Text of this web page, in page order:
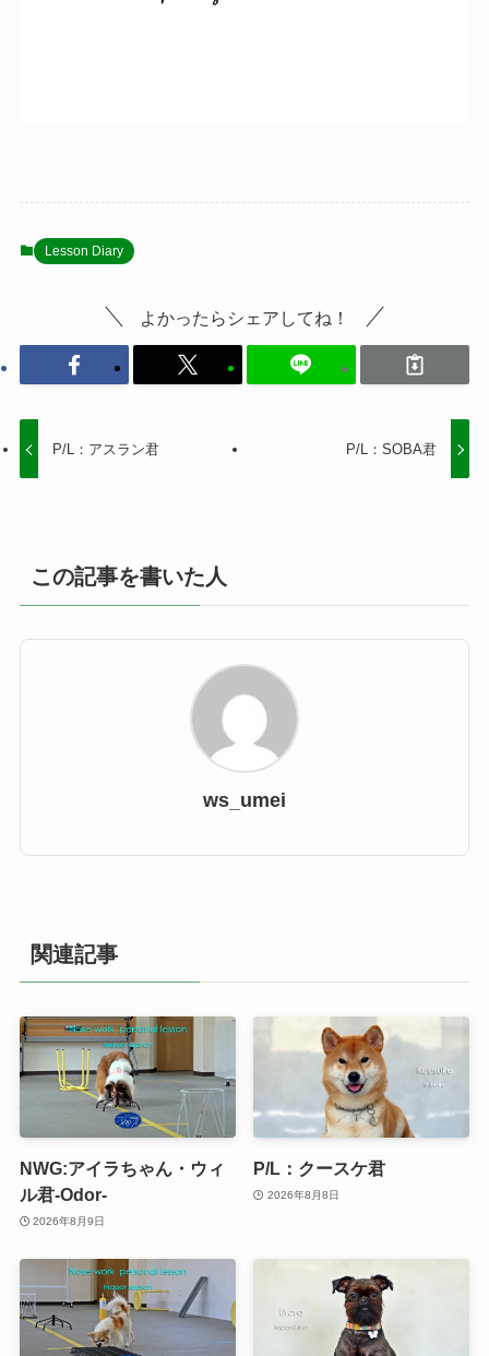
Lesson Diary
よかったらシェアしてね！
P/L：アスラン君 P/L：SOBA君
この記事を書いた人
ws_umei
関連記事
NWG:アイラちゃん・ウィ
ル君-Odor-
2026年8月9日
P/L：クースケ君
2026年8月8日